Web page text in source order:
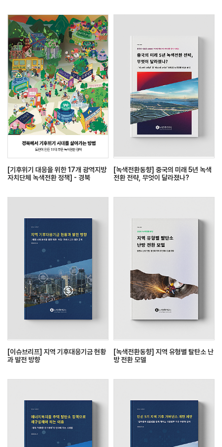
[기후위기 대응을 위한 17개 광역지방
자치단체 녹색전환 정책] - 경북
[녹색전환동향] 중국의 미래 5년 녹색
전환 전략, 무엇이 달라졌나?
[이슈브리프] 지역 기후대응기금 현황
과 발전 방향
[녹색전환동향] 지역 유형별 탈탄소 난
방 전환 모델